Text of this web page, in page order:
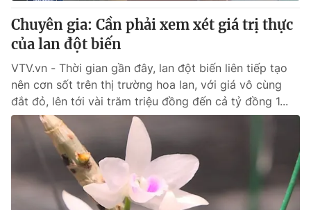
Giấy phép hoạt động báo in và báo điện tử số 483/GP-BTTTT
cấp ngày 29/12/2023
Tổng Biên tập:Vũ Thanh Thủy
Phó Tổng Biên tập:Nguyễn Thị Mỹ Hạnh, Phạm Quốc Thắng,
Nguyễn Trọng Ninh
Tổng đài VTV:024.38 355 931 - 024.38 355 932
Ðiện thoại Thời báo VTV:024.66 897 897
toasoan@vtv.vn
Liên hệ quảng cáo:
024-7300.7108
Chuyên gia: Cần phải xem xét giá trị thực
của lan đột biến
VTV.vn - Thời gian gần đây, lan đột biến liên tiếp tạo
nên cơn sốt trên thị trường hoa lan, với giá vô cùng
đắt đỏ, lên tới vài trăm triệu đồng đến cả tỷ đồng 1...